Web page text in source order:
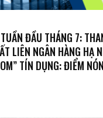
ĐẦU THÁNG 7:
LIÊN NGÂN HÀNG HẠ
TÍN DỤNG: ĐIỂM